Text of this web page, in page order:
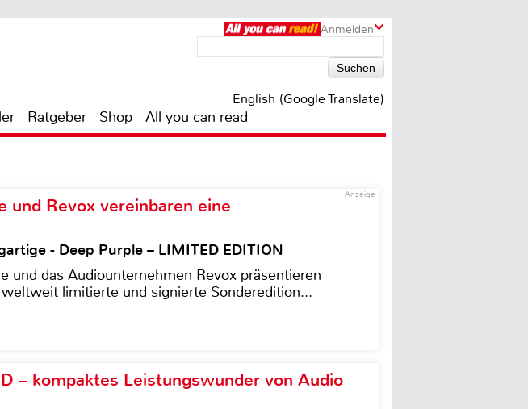
Anmelden
English (Google Translate)
Ratgeber Shop All you can read
Anzeige
und Revox vereinbaren eine
- Deep Purple – LIMITED EDITION
und das Audiounternehmen Revox präsentieren
limitierte und signierte Sonderedition...
– kompaktes Leistungswunder von Audio